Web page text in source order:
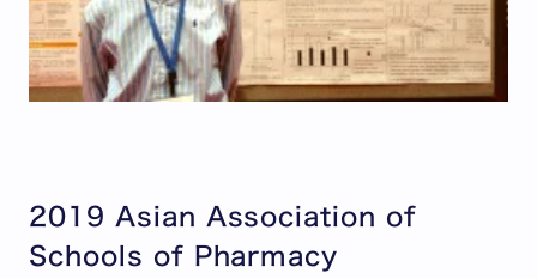
2019 Asian Association of
Schools of Pharmacy